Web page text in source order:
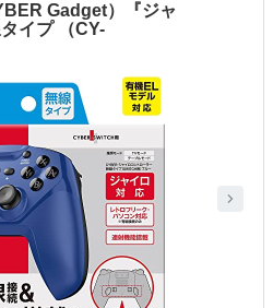
Gadget）『ジャ
イプ （CY-